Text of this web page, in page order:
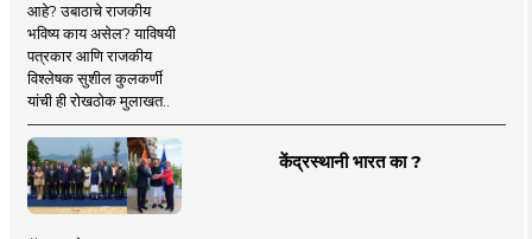
आहे? उबाठाचे राजकीय
भविष्य काय असेल? याविषयी
पत्रकार आणि राजकीय
विश्लेषक सुशील कुलकर्णी
यांची ही रोखठोक मुलाखत..
केंद्रस्थानी भारत का ?